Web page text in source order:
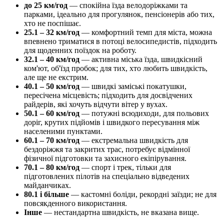
до 25 км/год — спокійна їзда велодоріжками та
парками, ідеально для прогулянок, пенсіонерів або тих,
хто не поспішає.
25.1 – 32 км/год — комфортний темп для міста, можна
впевнено триматися в потоці велосипедистів, підходить
для щоденних поїздок на роботу.
32.1 – 40 км/год — активна міська їзда, швидкісний
ком'ют, об'їзд пробок; для тих, хто любить швидкість,
але ще не екстрим.
40.1 – 50 км/год — швидкі заміські покатушки,
пересічена місцевість; підходить для досвідчених
райдерів, які хочуть відчути вітер у вухах.
50.1 – 60 км/год — потужні всюдиходи, для польових
доріг, крутих підйомів і швидкого пересування між
населеними пунктами.
60.1 – 70 км/год — екстремальна швидкість для
бездоріжжя та закритих трас, потребує відмінної
фізичної підготовки та захисного екіпірування.
70.1 – 80 км/год — спорт і трек, тільки для
підготовлених пілотів на спеціально відведених
майданчиках.
80.1 і більше — кастомні боліди, рекордні заїзди; не для
повсякденного використання.
Інше — нестандартна швидкість, не вказана вище.